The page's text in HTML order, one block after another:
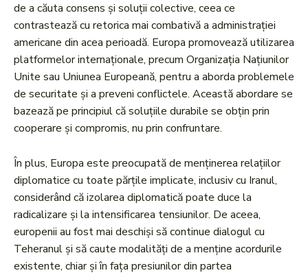
de a căuta consens și soluții colective, ceea ce
contrastează cu retorica mai combativă a administrației
americane din acea perioadă. Europa promovează utilizarea
platformelor internaționale, precum Organizația Națiunilor
Unite sau Uniunea Europeană, pentru a aborda problemele
de securitate și a preveni conflictele. Această abordare se
bazează pe principiul că soluțiile durabile se obțin prin
cooperare și compromis, nu prin confruntare.
În plus, Europa este preocupată de menținerea relațiilor
diplomatice cu toate părțile implicate, inclusiv cu Iranul,
considerând că izolarea diplomatică poate duce la
radicalizare și la intensificarea tensiunilor. De aceea,
europenii au fost mai deschiși să continue dialogul cu
Teheranul și să caute modalități de a menține acordurile
existente, chiar și în fața presiunilor din partea